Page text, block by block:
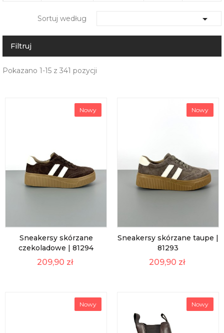
Sortuj według 
Filtruj
Pokazano 1-15 z 341 pozycji
Nowy
Sneakersy skórzane
czekoladowe | 81294
209,90 zł
Nowy
Sneakersy skórzane taupe |
81293
209,90 zł
Nowy Nowy